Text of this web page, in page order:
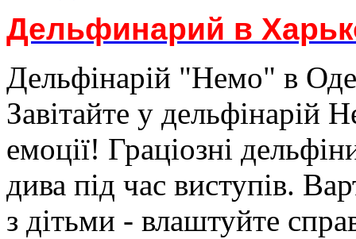
Дельфинарий в
Дельфінарій "Немо" в
Завітайте у дельфінарій
емоції! Граціозні
дива під час виступів.
з дітьми - влаштуйте